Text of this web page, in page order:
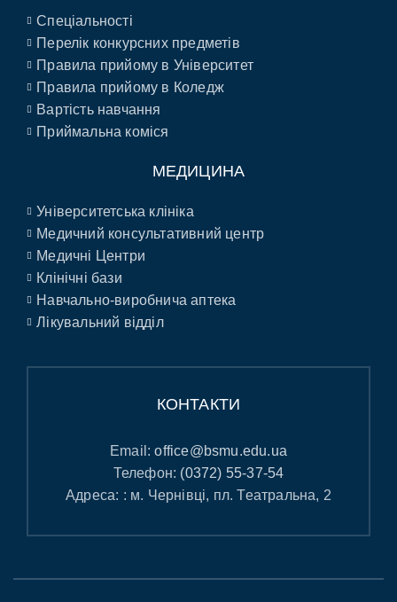
Спеціальності
Перелік конкурсних предметів
Правила прийому в Університет
Правила прийому в Коледж
Вартість навчання
Приймальна коміся
МЕДИЦИНА
Університетська клініка
Медичний консультативний центр
Медичні Центри
Клінічні бази
Навчально-виробнича аптека
Лікувальний відділ
КОНТАКТИ
Email:office@bsmu.edu.ua
Телефон: (0372) 55-37-54
Адреса: : м. Чернівці, пл. Театральна, 2